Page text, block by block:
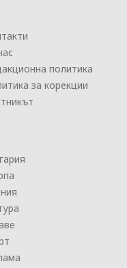
политика
за корекции